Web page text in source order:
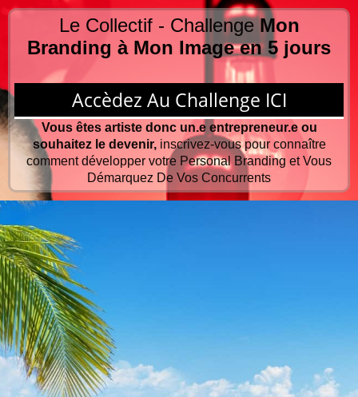
Le Collectif - ChallengeMon
Branding à Mon Image en 5 jours
Accèdez Au Challenge ICI
Vous êtes artiste donc un.e entrepreneur.e ou
souhaitez le devenir,inscrivez-vous pour connaître
comment développer votre Personal Branding et Vous
Démarquez De Vos Concurrents